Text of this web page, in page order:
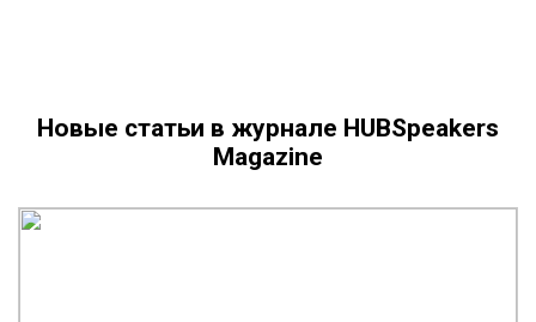
Новые статьи в журнале HUBSpeakers
Magazine